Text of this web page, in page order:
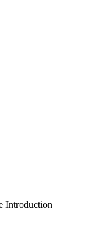
Introduction